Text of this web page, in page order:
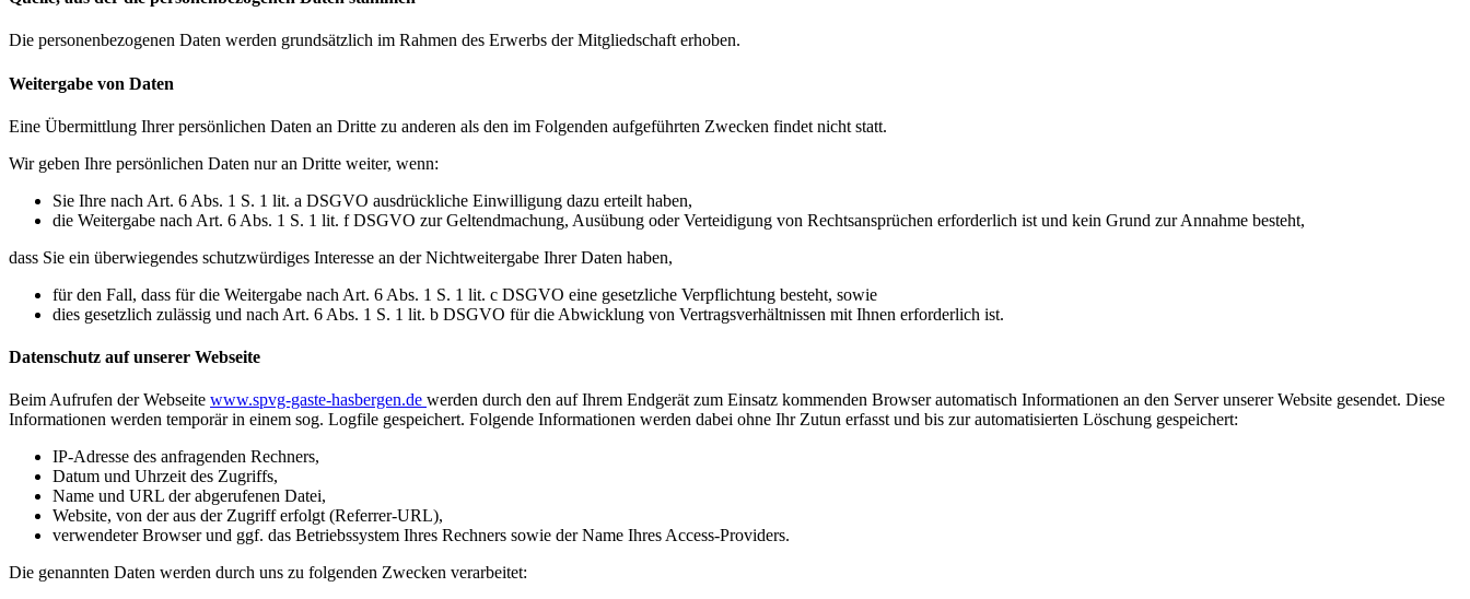
Die personenbezogenen Daten werden grundsätzlich im Rahmen des Erwerbs der Mitgliedschaft erhoben.
Weitergabe von Daten
Eine Übermittlung Ihrer persönlichen Daten an Dritte zu anderen als den im Folgenden aufgeführten Zwecken findet nicht statt.
Wir geben Ihre persönlichen Daten nur an Dritte weiter, wenn:
Sie Ihre nach Art. 6 Abs. 1 S. 1 lit. a DSGVO ausdrückliche Einwilligung dazu erteilt haben,
die Weitergabe nach Art. 6 Abs. 1 S. 1 lit. f DSGVO zur Geltendmachung, Ausübung oder Verteidigung von Rechtsansprüchen erforderlich ist und kein Grund zur Annahme besteht,
dass Sie ein überwiegendes schutzwürdiges Interesse an der Nichtweitergabe Ihrer Daten haben,
für den Fall, dass für die Weitergabe nach Art. 6 Abs. 1 S. 1 lit. c DSGVO eine gesetzliche Verpflichtung besteht, sowie
dies gesetzlich zulässig und nach Art. 6 Abs. 1 S. 1 lit. b DSGVO für die Abwicklung von Vertragsverhältnissen mit Ihnen erforderlich ist.
Datenschutz auf unserer Webseite
Beim Aufrufen der Webseite www.spvg-gaste-hasbergen.de werden durch den auf Ihrem Endgerät zum Einsatz kommenden Browser automatisch Informationen an den Server unserer Website gesendet. Diese
Informationen werden temporär in einem sog. Logfile gespeichert. Folgende Informationen werden dabei ohne Ihr Zutun erfasst und bis zur automatisierten Löschung gespeichert:
IP-Adresse des anfragenden Rechners,
Datum und Uhrzeit des Zugriffs,
Name und URL der abgerufenen Datei,
Website, von der aus der Zugriff erfolgt (Referrer-URL),
verwendeter Browser und ggf. das Betriebssystem Ihres Rechners sowie der Name Ihres Access-Providers.
Die genannten Daten werden durch uns zu folgenden Zwecken verarbeitet: